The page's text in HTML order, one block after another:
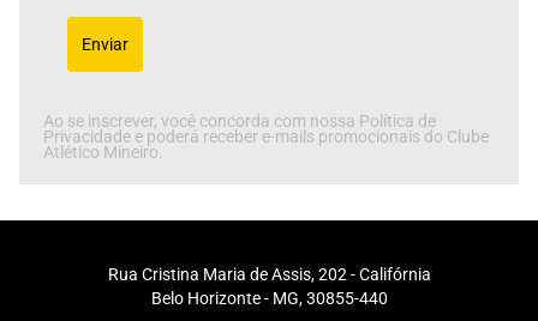
Enviar
Ao se inscrever, você concorda com nossa Política de
Privacidade e poderá receber e-mails promocionais do Clube
Atlético Mineiro.
Rua Cristina Maria de Assis, 202 - Califórnia
Belo Horizonte - MG, 30855-440